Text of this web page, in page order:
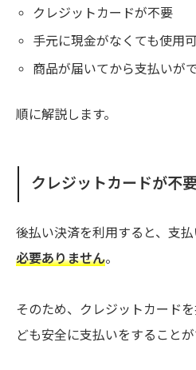
クレジットカードが不要
手元に現金がなくても使用
商品が届いてから支払いが
順に解説します。
クレジットカードが不
後払い決済を利用すると、支払
必要ありません。
そのため、クレジットカード
ども安全に支払いをすることが